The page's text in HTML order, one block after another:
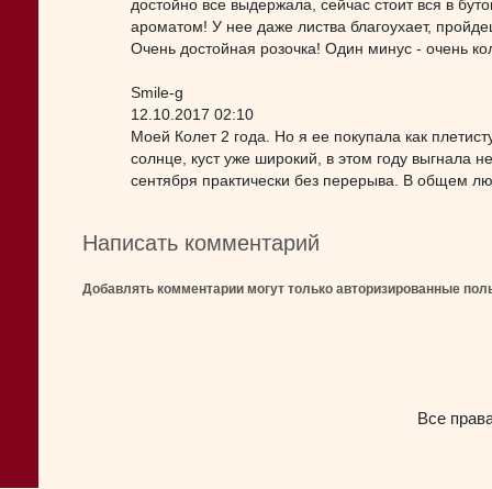
достойно все выдержала, сейчас стоит вся в
ароматом! У нее даже листва благоухает,
Очень достойная розочка! Один минус - очень
Smile-g
12.10.2017 02:10
Моей Колет 2 года. Но я ее покупала как
солнце, куст уже широкий, в этом году выгнала
сентября практически без перерыва. В общем
Написать комментарий
Добавлять комментарии могут только авторизированные
Все